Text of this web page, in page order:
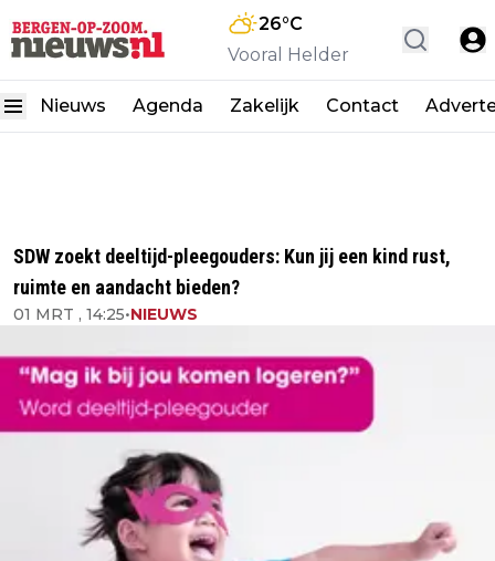
26°C
Vooral Helder
Nieuws Agenda Zakelijk Contact
SDW zoekt deeltijd-pleegouders: Kun jij een kind rust,
ruimte en aandacht bieden?
01 MRT , 14:25•NIEUWS